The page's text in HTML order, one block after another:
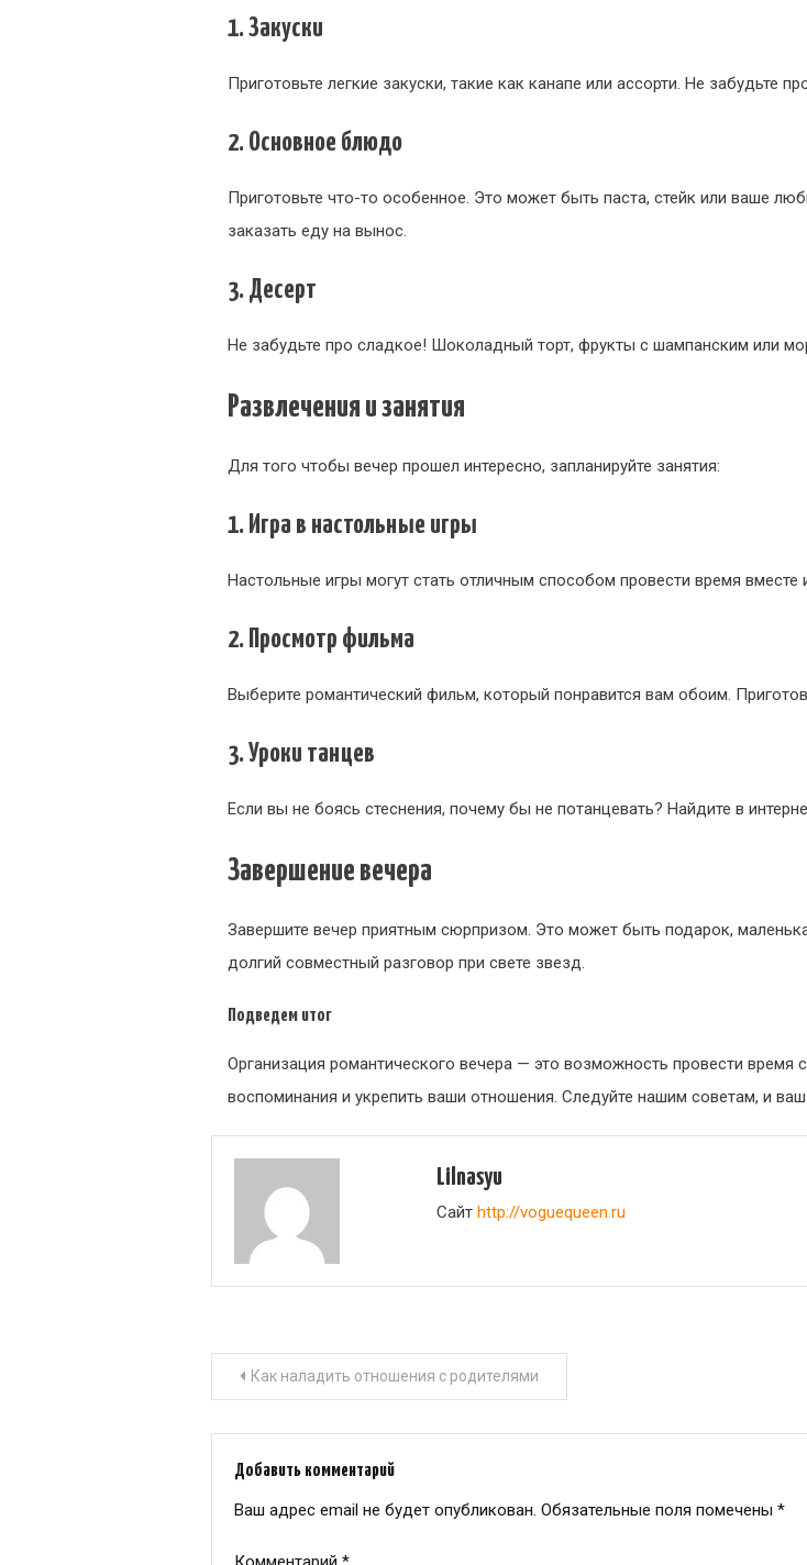
1. Закуски
Приготовьте легкие закуски, такие как канапе или ассорти. Не забудьте
2. Основное блюдо
Приготовьте что-то особенное. Это может быть паста, стейк или ваше
заказать еду на вынос.
3. Десерт
Не забудьте про сладкое! Шоколадный торт, фрукты с шампанским или
Развлечения и занятия
Для того чтобы вечер прошел интересно, запланируйте занятия:
1. Игра в настольные игры
Настольные игры могут стать отличным способом провести время вместе
2. Просмотр фильма
Выберите романтический фильм, который понравится вам обоим.
3. Уроки танцев
Если вы не боясь стеснения, почему бы не потанцевать? Найдите в
Завершение вечера
Завершите вечер приятным сюрпризом. Это может быть подарок,
долгий совместный разговор при свете звезд.
Подведем итог
Организация романтического вечера — это возможность провести
воспоминания и укрепить ваши отношения. Следуйте нашим советам, и
Lilnasyu
Сайт http://voguequeen.ru
Навигация
по
записям
Как наладить отношения с родителями
Добавить комментарий
Ваш адрес email не будет опубликован. Обязательные поля помечены *